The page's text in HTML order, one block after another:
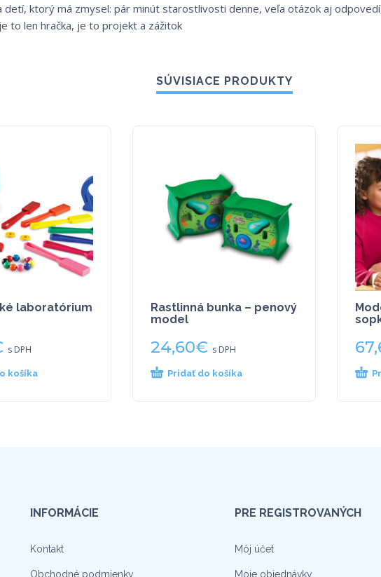
detí, ktorý má zmysel: pár minút starostlivosti denne, veľa otázok aj
to len hračka, je to projekt a zážitok
SÚVISIACE PRODUKTY
laboratórium
s DPH
košíka
Rastlinná bunka – penový
model
24,60€ s DPH
Pridať do košíka
INFORMÁCIE
Kontakt
Obchodné podmienky
PRE REGISTROVANÝCH
Môj účet
Moje objednávky